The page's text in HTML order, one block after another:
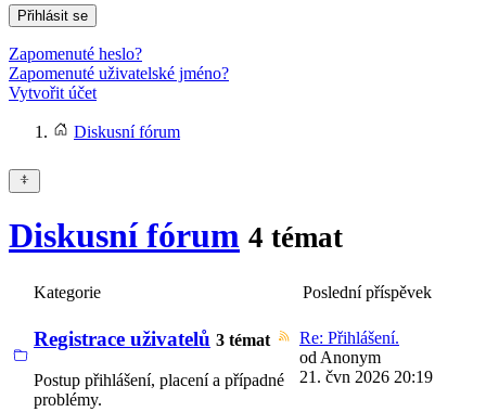
Přihlásit se
Zapomenuté heslo?
Zapomenuté uživatelské jméno?
Vytvořit účet
Diskusní fórum
Diskusní fórum 4 témat
Kategorie Poslední příspěvek
Registrace uživatelů 3 témat
Postup přihlášení, placení a případné
problémy.
Re: Přihlášení.
od Anonym
21. čvn 2026 20:19